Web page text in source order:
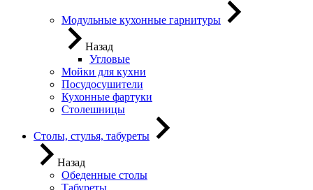
Модульные кухонные гарнитуры
Назад
Угловые
Мойки для кухни
Посудосушители
Кухонные фартуки
Столешницы
Столы, стулья, табуреты
Назад
Обеденные столы
Табуреты